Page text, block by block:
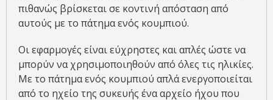
πιθανώς βρίσκεται σε κοντινή απόσταση από
αυτούς με το πάτημα ενός κουμπιού.
Οι εφαρμογές είναι εύχρηστες και απλές ώστε να
μπορύν να χρησιμοποιηθούν από όλες τις ηλικίες.
Με το πάτημα ενός κουμπιού απλά ενεργοποιείται
από το ηχείο της συκευής ένα αρχείο ήχου που